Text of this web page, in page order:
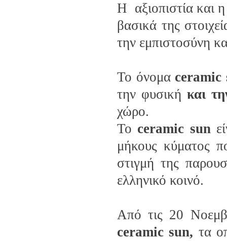
Η αξιοπιστία και
βασικά της
την εμπιστοσύνη
Το όνομα ceramic
την φυσική και
χώρο.
To ceramic sun
μήκους κύματος
στιγμή της
ελληνικό κοινό.
Από τις 20
ceramic sun, τα